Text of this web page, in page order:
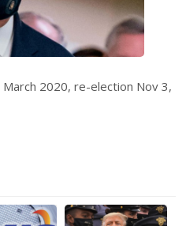
2020, re-election Nov 3,